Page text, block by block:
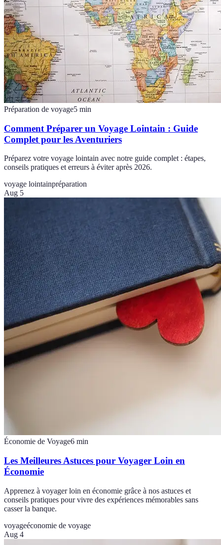
Préparation de voyage5 min
Comment Préparer un Voyage Lointain : Guide
Complet pour les Aventuriers
Préparez votre voyage lointain avec notre guide complet : étapes,
conseils pratiques et erreurs à éviter après 2026.
voyage lointainpréparation
Aug 5
Économie de Voyage6 min
Les Meilleures Astuces pour Voyager Loin en
Économie
Apprenez à voyager loin en économie grâce à nos astuces et
conseils pratiques pour vivre des expériences mémorables sans
casser la banque.
voyageéconomie de voyage
Aug 4